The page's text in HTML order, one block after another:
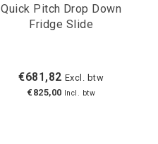
Quick Pitch Drop Down
Fridge Slide
€681,82 Excl. btw
€825,00
Incl. btw